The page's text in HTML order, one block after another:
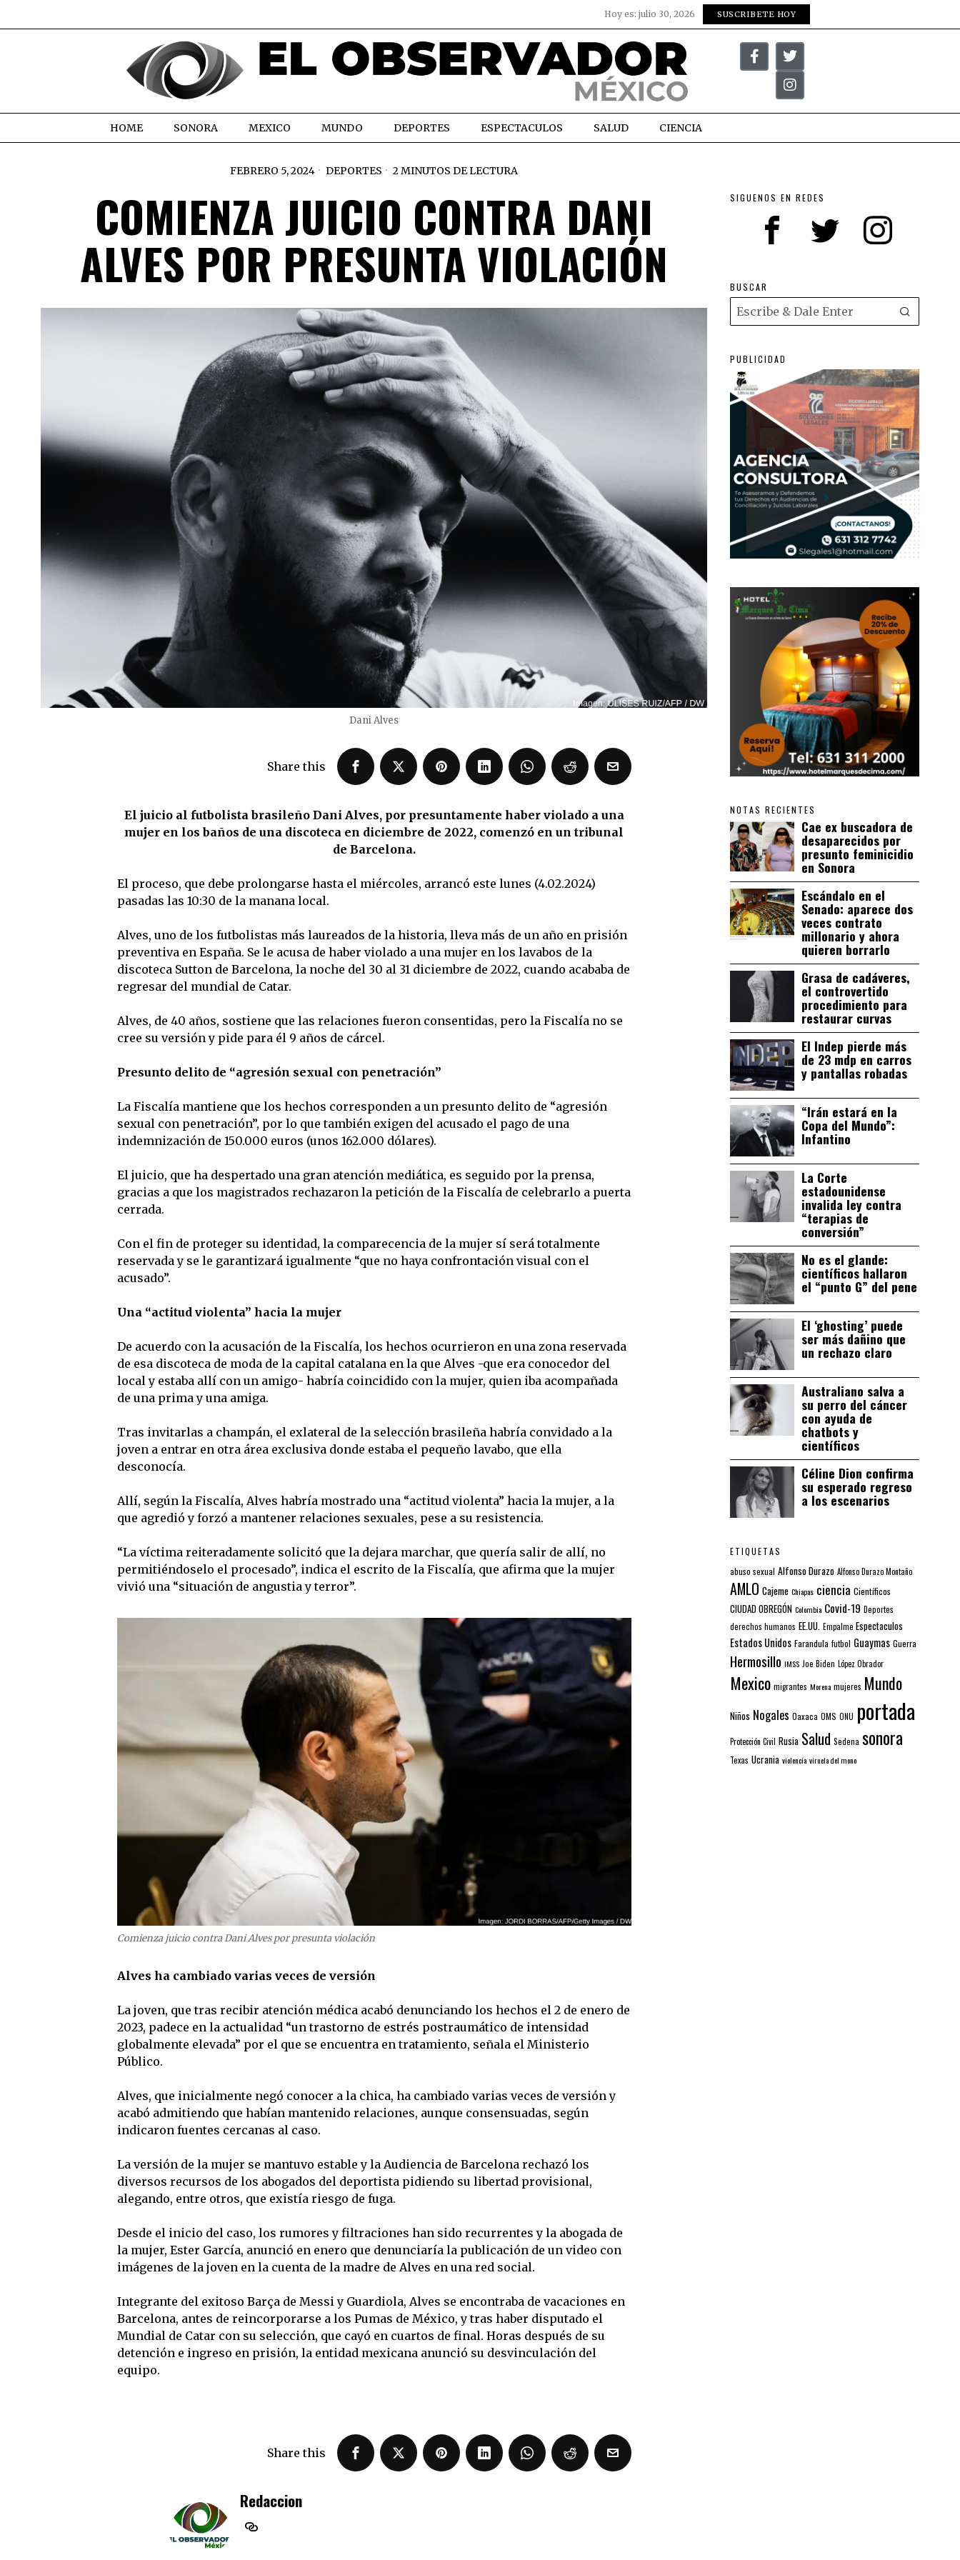
Hoy es: julio 30, 2026 SUSCRIBETE HOY
HOME SONORA MEXICO MUNDO DEPORTES ESPECTACULOS SALUD CIENCIA
FEBRERO 5, 2024 DEPORTES 2 MINUTOS DE LECTURA
COMIENZA JUICIO CONTRA DANI
ALVES POR PRESUNTA VIOLACIÓN
Dani Alves
Share this
El juicio al futbolista brasileño Dani Alves, por presuntamente haber violado a una
mujer en los baños de una discoteca en diciembre de 2022, comenzó en un tribunal
de Barcelona.
El proceso, que debe prolongarse hasta el miércoles, arrancó este lunes (4.02.2024)
pasadas las 10:30 de la manana local.
Alves, uno de los futbolistas más laureados de la historia, lleva más de un año en prisión
preventiva en España. Se le acusa de haber violado a una mujer en los lavabos de la
discoteca Sutton de Barcelona, la noche del 30 al 31 diciembre de 2022, cuando acababa de
regresar del mundial de Catar.
Alves, de 40 años, sostiene que las relaciones fueron consentidas, pero la Fiscalía no se
cree su versión y pide para él 9 años de cárcel.
Presunto delito de “agresión sexual con penetración”
La Fiscalía mantiene que los hechos corresponden a un presunto delito de “agresión
sexual con penetración”, por lo que también exigen del acusado el pago de una
indemnización de 150.000 euros (unos 162.000 dólares).
El juicio, que ha despertado una gran atención mediática, es seguido por la prensa,
gracias a que los magistrados rechazaron la petición de la Fiscalía de celebrarlo a puerta
cerrada.
Con el fin de proteger su identidad, la comparecencia de la mujer sí será totalmente
reservada y se le garantizará igualmente “que no haya confrontación visual con el
acusado”.
Una “actitud violenta” hacia la mujer
De acuerdo con la acusación de la Fiscalía, los hechos ocurrieron en una zona reservada
de esa discoteca de moda de la capital catalana en la que Alves -que era conocedor del
local y estaba allí con un amigo- habría coincidido con la mujer, quien iba acompañada
de una prima y una amiga.
Tras invitarlas a champán, el exlateral de la selección brasileña habría convidado a la
joven a entrar en otra área exclusiva donde estaba el pequeño lavabo, que ella
desconocía.
Allí, según la Fiscalía, Alves habría mostrado una “actitud violenta” hacia la mujer, a la
que agredió y forzó a mantener relaciones sexuales, pese a su resistencia.
“La víctima reiteradamente solicitó que la dejara marchar, que quería salir de allí, no
permitiéndoselo el procesado”, indica el escrito de la Fiscalía, que afirma que la mujer
vivió una “situación de angustia y terror”.
Comienza juicio contra Dani Alves por presunta violación
Alves ha cambiado varias veces de versión
La joven, que tras recibir atención médica acabó denunciando los hechos el 2 de enero de
2023, padece en la actualidad “un trastorno de estrés postraumático de intensidad
globalmente elevada” por el que se encuentra en tratamiento, señala el Ministerio
Público.
Alves, que inicialmente negó conocer a la chica, ha cambiado varias veces de versión y
acabó admitiendo que habían mantenido relaciones, aunque consensuadas, según
indicaron fuentes cercanas al caso.
La versión de la mujer se mantuvo estable y la Audiencia de Barcelona rechazó los
diversos recursos de los abogados del deportista pidiendo su libertad provisional,
alegando, entre otros, que existía riesgo de fuga.
Desde el inicio del caso, los rumores y filtraciones han sido recurrentes y la abogada de
la mujer, Ester García, anunció en enero que denunciaría la publicación de un video con
imágenes de la joven en la cuenta de la madre de Alves en una red social.
Integrante del exitoso Barça de Messi y Guardiola, Alves se encontraba de vacaciones en
Barcelona, antes de reincorporarse a los Pumas de México, y tras haber disputado el
Mundial de Catar con su selección, que cayó en cuartos de final. Horas después de su
detención e ingreso en prisión, la entidad mexicana anunció su desvinculación del
equipo.
Share this
Redaccion
SIGUENOS EN REDES
BUSCAR
PUBLICIDAD
NOTAS RECIENTES
Cae ex buscadora de
desaparecidos por
presunto feminicidio
en Sonora
Escándalo en el
Senado: aparece dos
veces contrato
millonario y ahora
quieren borrarlo
Grasa de cadáveres,
el controvertido
procedimiento para
restaurar curvas
El Indep pierde más
de 23 mdp en carros
y pantallas robadas
“Irán estará en la
Copa del Mundo”:
Infantino
La Corte
estadounidense
invalida ley contra
“terapias de
conversión”
No es el glande:
científicos hallaron
el “punto G” del pene
El ‘ghosting’ puede
ser más dañino que
un rechazo claro
Australiano salva a
su perro del cáncer
con ayuda de
chatbots y
científicos
Céline Dion confirma
su esperado regreso
a los escenarios
ETIQUETAS
abuso sexual Alfonso Durazo Alfonso Durazo Montaño
AMLO Cajeme Chiapas ciencia Científicos
CIUDAD OBREGÓN Colombia Covid-19 Deportes
derechos humanos EE.UU. Empalme Espectaculos
Estados Unidos Farandula futbol Guaymas Guerra
Hermosillo IMSS Joe Biden López Obrador
Mexico migrantes Morena mujeres Mundo
Niños Nogales Oaxaca OMS ONU portada
Protección Civil Rusia Salud Sedena sonora
Texas Ucrania violencia viruela del mono